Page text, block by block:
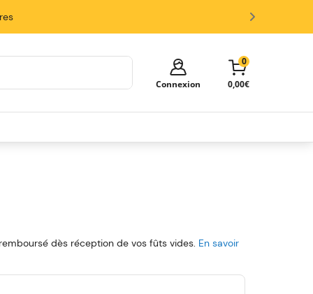
Connexion
0
0,00€
Votre panier est vide!
dès réception de vos fûts vides. En savoir